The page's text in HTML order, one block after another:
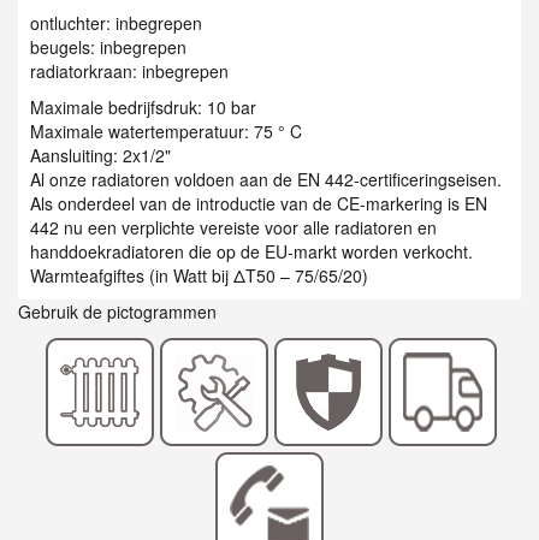
ontluchter: inbegrepen
beugels: inbegrepen
radiatorkraan: inbegrepen
Maximale bedrijfsdruk: 10 bar
Maximale watertemperatuur: 75 ° C
Aansluiting: 2x1/2"
Al onze radiatoren voldoen aan de EN 442-certificeringseisen.
Als onderdeel van de introductie van de CE-markering is EN
442 nu een verplichte vereiste voor alle radiatoren en
handdoekradiatoren die op de EU-markt worden verkocht.
Warmteafgiftes (in Watt bij ΔT50 – 75/65/20)
Gebruik de pictogrammen